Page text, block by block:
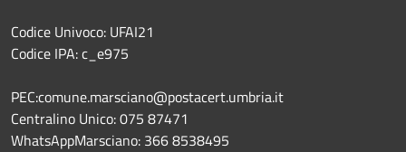
Codice Univoco: UFAI21
Codice IPA: c_e975
PEC:comune.marsciano@postacert.umbria.it
Centralino Unico: 075 87471
WhatsAppMarsciano: 366 8538495